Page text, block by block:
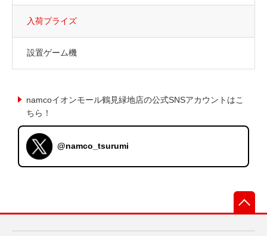
入荷プライズ
設置ゲーム機
namcoイオンモール鶴見緑地店の公式SNSアカウントはこ
ちら！
@namco_tsurumi